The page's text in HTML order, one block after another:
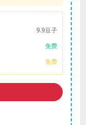
9.9豆子
免费
免费